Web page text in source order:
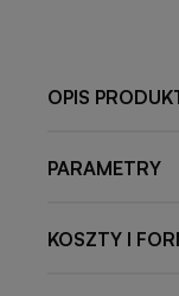
OPIS
PARAMETRY
KOSZTY I